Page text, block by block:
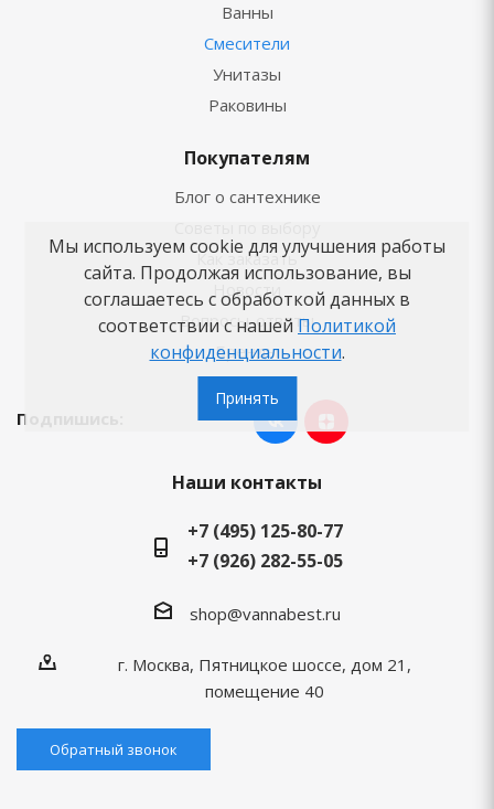
Ванны
Смесители
Унитазы
Раковины
Покупателям
Блог о сантехнике
Как заказать
Новости
Вопросы-ответы
Бренды
Подпишись:
Наши контакты
+7 (495) 125-80-77
+7 (926) 282-55-05
shop@vannabest.ru
г. Москва, Пятницкое шоссе, дом 21,
помещение 40
Обратный звонок
Мы используем cookie для улучшения работы
сайта. Продолжая использование, вы
соглашаетесь с обработкой данных в
соответствии с нашей Политикой
конфиденциальности.
Принять